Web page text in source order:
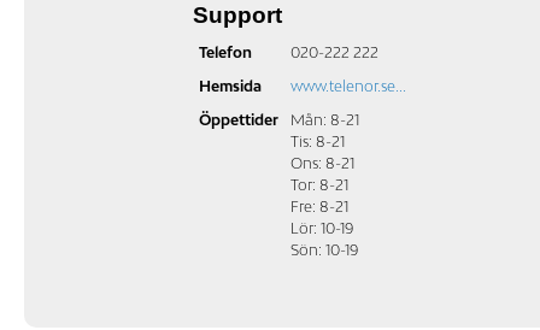
Support
Telefon
020-222 222
Hemsida
www.telenor.se...
Öppettider
Mån: 8-21
Tis: 8-21
Ons: 8-21
Tor: 8-21
Fre: 8-21
Lör: 10-19
Sön: 10-19